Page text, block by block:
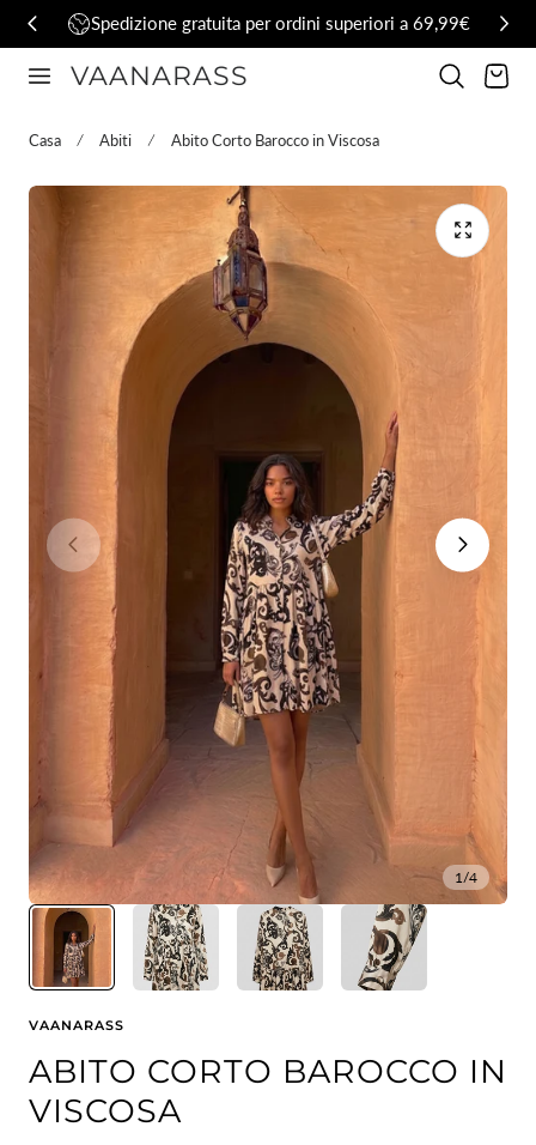
contenutoSpedizione gratuita per ordini superiori a 69,99€
VAANARASS Carrello
Casa Abiti Abito Corto Barocco in Viscosa
1/4
VAANARASS
ABITO CORTO BAROCCO IN
VISCOSA